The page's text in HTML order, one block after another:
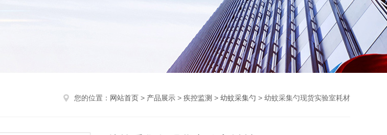
您的位置： 网站首页 > 产品展示 > 疾控监测 > 幼蚊采集勺 > 幼蚊采集勺现货实验室耗材